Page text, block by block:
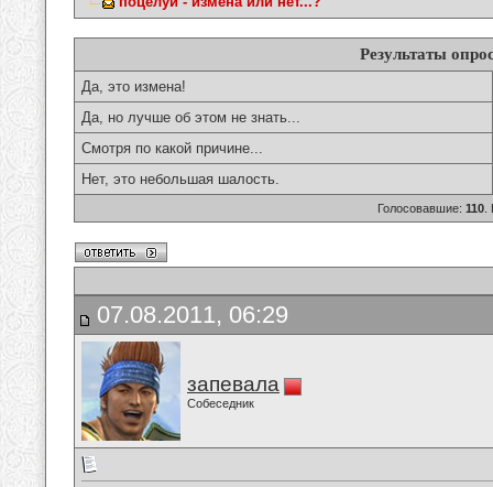
Результаты
Да, это измена!
Да, но лучше об этом не знать...
Смотря по какой причине...
Нет, это небольшая шалость.
Голосовавшие: 110
07.08.2011, 06:29
запевала
Собеседник